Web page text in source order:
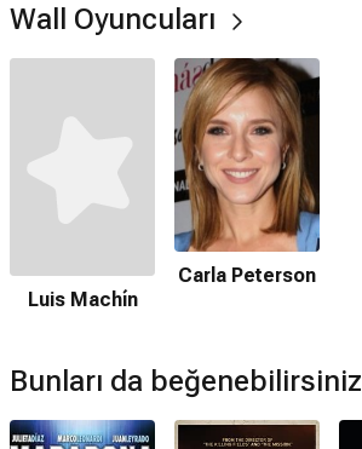
Wall Oyuncuları
Luis Machín
Carla Peterson
Bunları da beğenebilirsiniz